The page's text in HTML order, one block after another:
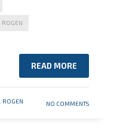
ROGEN
READ MORE
ROGEN NO COMMENTS